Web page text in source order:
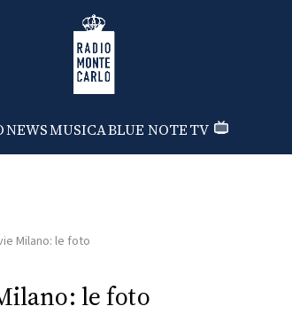
Radio Monte Carlo
NEWSMUSICABLUE NOTETV
Milano: le foto
le foto